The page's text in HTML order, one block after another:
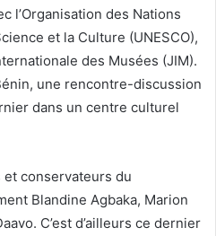
l’Organisation des Nations
et la Culture (UNESCO),
des Musées (JIM).
une rencontre-discussion
dans un centre culturel
conservateurs du
Blandine Agbaka, Marion
C’est d’ailleurs ce dernier